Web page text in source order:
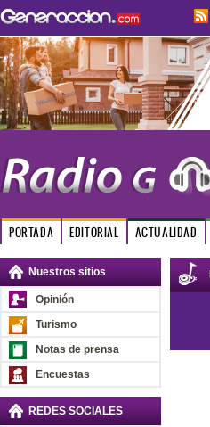
PORTADA EDITORIAL ACTUALIDAD
Nuestros sitios
Opinión
Turismo
Notas de prensa
Encuestas
REDES SOCIALES